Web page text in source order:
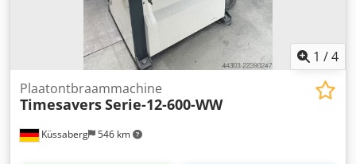
stations zijn frequentiegeregeld en daardoor is de
snelheid traploos instelbaar. Csdpfx Afeznlxrs Uerf
1 /4
Küssaberg 546 km
Plaatontbraammachine
TimesaversSerie-12-600-WW